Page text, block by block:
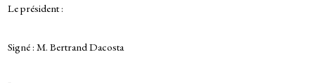
Le président :
Signé : M. Bertrand Dacosta